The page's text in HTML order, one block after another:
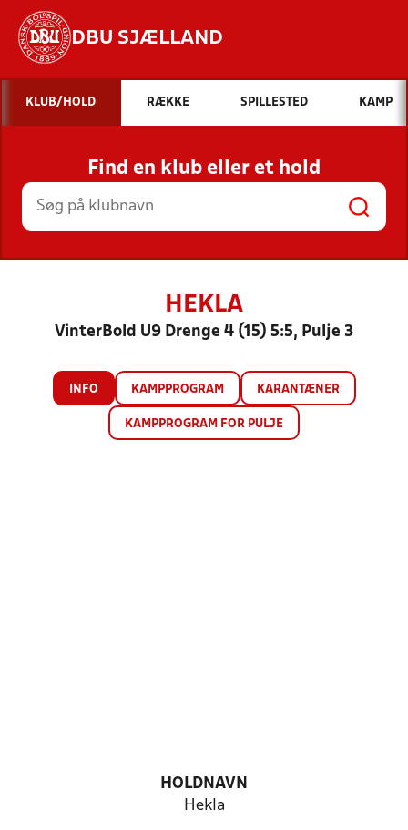
DBU SJÆLLAND
Hvad vil du søge efter?
INDHOLD OG NYHEDER
STILLINGER, RESULTATER, KLUBBER OG
HOLD
KLUB/HOLD RÆKKE SPILLESTED KAMP
Find en klub eller et hold
HEKLA
VinterBold U9 Drenge 4 (15) 5:5, Pulje 3
INFO KAMPPROGRAM KARANTÆNER
KAMPPROGRAM FOR PULJE
HOLDNAVN
Hekla